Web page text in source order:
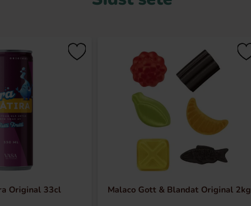
Original 33cl Malaco Gott & Blandat Original 2kg